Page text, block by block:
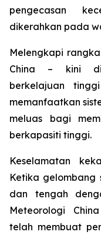
pengecasan
dikerahkan pada
Melengkapi
China – kini
berkelajuan
memanfaatkan
meluas bagi
berkapasiti tinggi.
Keselamatan
Ketika gelombang
dan tengah
Meteorologi
telah membuat